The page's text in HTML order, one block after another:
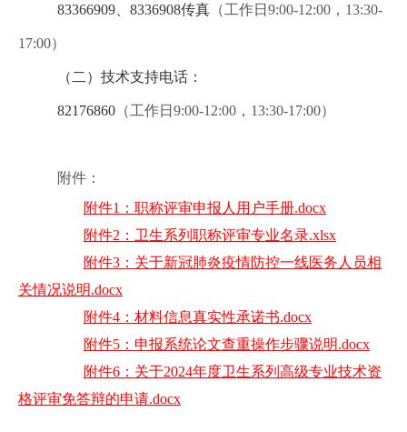
83366909 、8336908传真 （工作日9:00-12:00，13:30-
17:00）
（二）技术支持电话：
82176860 （工作日9:00-12:00，13:30-17:00）
附件：
附件1：职称评审申报人用户手册.docx
附件2：卫生系列职称评审专业名录.xlsx
附件3：关于新冠肺炎疫情防控一线医务人员相
关情况说明.docx
附件4：材料信息真实性承诺书.docx
附件5：申报系统论文查重操作步骤说明.docx
附件6：关于2024年度卫生系列高级专业技术资
格评审免答辩的申请.docx